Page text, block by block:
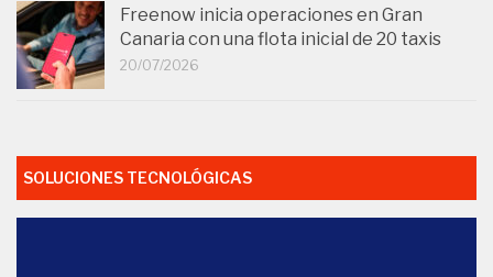
Freenow inicia operaciones en Gran
Canaria con una flota inicial de 20 taxis
20/07/2026
SOLUCIONES TECNOLÓGICAS